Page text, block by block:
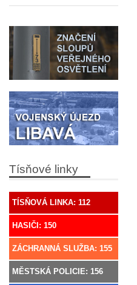
Tísňové linky
TÍSŇOVÁ LINKA: 112
HASIČI: 150
ZÁCHRANNÁ SLUŽBA: 155
MĚSTSKÁ POLICIE: 156